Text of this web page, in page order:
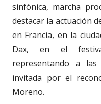
sinfónica, marcha
destacar la actuación
en Francia, en la
Dax, en el
representando a
invitada por el
Moreno.